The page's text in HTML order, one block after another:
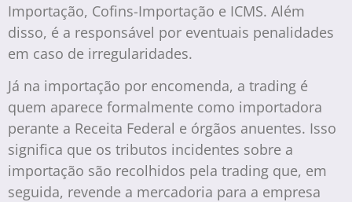
Importação, Cofins-Importação e ICMS. Além
disso, é a responsável por eventuais penalidades
em caso de irregularidades.
Já na importação por encomenda, a trading é
quem aparece formalmente como importadora
perante a Receita Federal e órgãos anuentes. Isso
significa que os tributos incidentes sobre a
importação são recolhidos pela trading que, em
seguida, revende a mercadoria para a empresa